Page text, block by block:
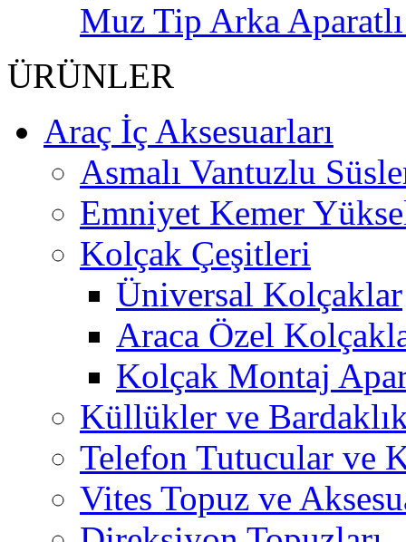
Muz Tip Arka
ÜRÜNLER
Araç İç Aksesuarları
Asmalı Vantuzlu
Emniyet Kemer
Kolçak Çeşitleri
Üniversal Kolçaklar
Araca Özel
Kolçak Montaj
Küllükler ve
Telefon Tutucular ve
Vites Topuz ve